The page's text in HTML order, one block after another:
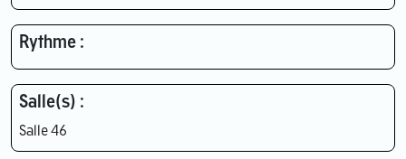
Rythme :
Salle(s) :
Salle 46